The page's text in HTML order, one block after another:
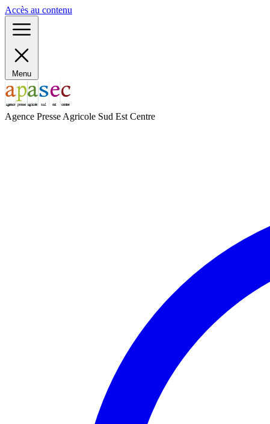
Accès au contenu
Menu
Agence Presse Agricole Sud Est Centre
Panneau de gestion des cookies